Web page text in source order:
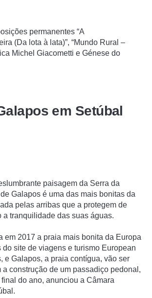
permanentes “A
(Da lota à lata)”, “Mundo Rural –
Michel Giacometti e Génese do
em Setúbal
paisagem da Serra da
Galapos é uma das mais bonitas da
pelas arribas que a protegem de
a tranquilidade das suas águas.
em 2017 a praia mais bonita da Europa
site de viagens e turismo European
e Galapos, a praia contígua, vão ser
a construção de um passadiço pedonal,
do ano, anunciou a Câmara